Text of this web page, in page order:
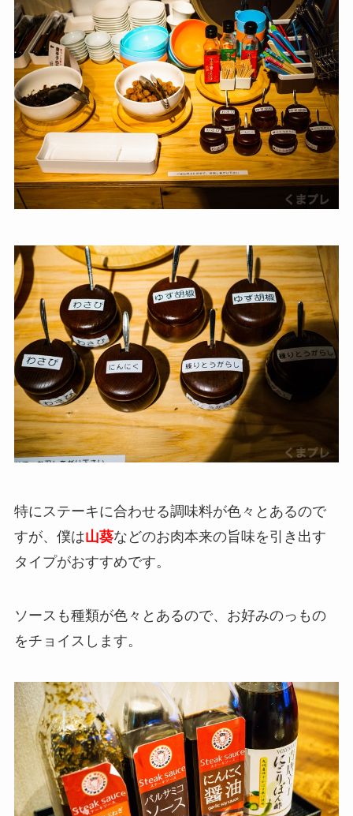
特にステーキに合わせる調味料が色々とあるので
すが、僕は山葵などのお肉本来の旨味を引き出す
タイプがおすすめです。
ソースも種類が色々とあるので、お好みのっもの
をチョイスします。